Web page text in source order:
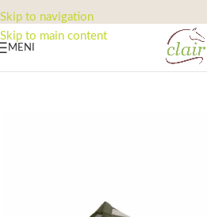
Skip to navigation
Skip to main content
MENI